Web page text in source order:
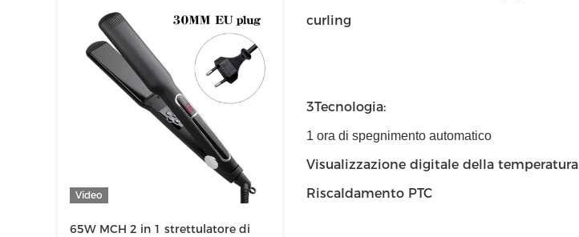
Video
65W MCH 2 in 1 strettulatore di
curling
3Tecnologia:
1 ora di spegnimento automatico
Visualizzazione digitale della temperatura
Riscaldamento PTC